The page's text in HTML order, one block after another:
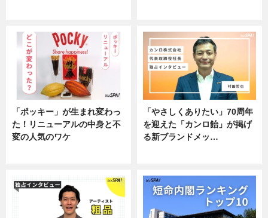
「ポッキー」が生まれ変わっ
た！リニューアルの中身と不
変の人気のワケ
「やさしくありたい」70周年
を迎えた「カンロ飴」が掲げ
る新ブランドメッ…